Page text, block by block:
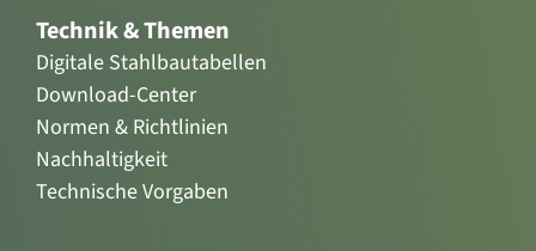
Technik & Themen
Digitale Stahlbautabellen
Download-Center
Normen & Richtlinien
Nachhaltigkeit
Technische Vorgaben